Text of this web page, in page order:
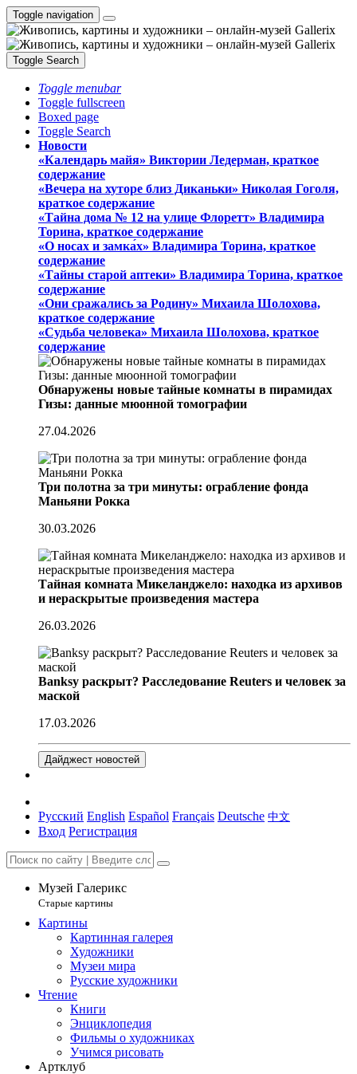
Toggle navigation
Toggle Search
Toggle menubar
Toggle fullscreen
Boxed page
Toggle Search
Новости
«Календарь майя» Виктории Ледерман, краткое
содержание
«Вечера на хуторе близ Диканьки» Николая Гоголя,
краткое содержание
«Тайна дома № 12 на улице Флоретт» Владимира
Торина, краткое содержание
«О носах и замка́х» Владимира Торина, краткое
содержание
«Тайны старой аптеки» Владимира Торина, краткое
содержание
«Они сражались за Родину» Михаила Шолохова,
краткое содержание
«Судьба человека» Михаила Шолохова, краткое
содержание
Обнаружены новые тайные комнаты в пирамидах
Гизы: данные мюонной томографии
27.04.2026
Три полотна за три минуты: ограбление фонда
Маньяни Рокка
30.03.2026
Тайная комната Микеланджело: находка из архивов
и нераскрытые произведения мастера
26.03.2026
Banksy раскрыт? Расследование Reuters и человек за
маской
17.03.2026
Дайджест новостей
Русский English Español Français Deutsche 中文
Вход Регистрация
Музей Галерикс
Старые картины
Картины
Картинная галерея
Художники
Музеи мира
Русские художники
Чтение
Книги
Энциклопедия
Фильмы о художниках
Учимся рисовать
Артклуб